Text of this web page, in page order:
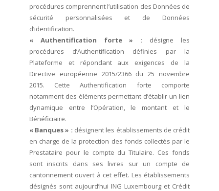
procédures comprennent l’utilisation des Données de
sécurité personnalisées et de Données
d’identification.
« Authentification forte » : désigne les
procédures d’Authentification définies par la
Plateforme et répondant aux exigences de la
Directive européenne 2015/2366 du 25 novembre
2015. Cette Authentification forte comporte
notamment des éléments permettant d’établir un lien
dynamique entre l’Opération, le montant et le
Bénéficiaire.
« Banques » : désignent les établissements de crédit
en charge de la protection des fonds collectés par le
Prestataire pour le compte du Titulaire. Ces fonds
sont inscrits dans ses livres sur un compte de
cantonnement ouvert à cet effet. Les établissements
désignés sont aujourd’hui ING Luxembourg et Crédit